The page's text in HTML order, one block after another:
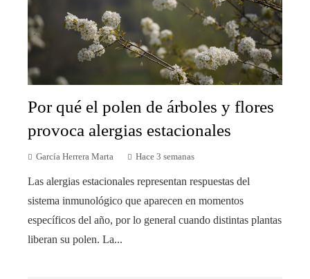
Por qué el polen de árboles y flores
provoca alergias estacionales
García Herrera Marta Hace 3 semanas
Las alergias estacionales representan respuestas del
sistema inmunológico que aparecen en momentos
específicos del año, por lo general cuando distintas plantas
liberan su polen. La...